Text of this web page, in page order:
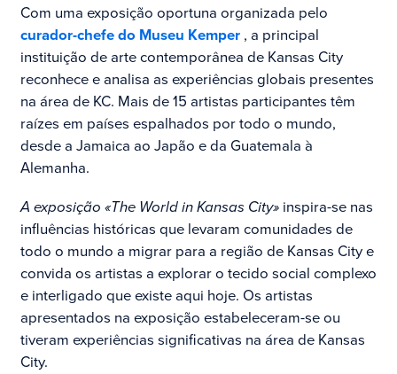
Com uma exposição oportuna organizada pelo
curador-chefe do Museu Kemper, a principal
instituição de arte contemporânea de Kansas City
reconhece e analisa as experiências globais presentes
na área de KC. Mais de 15 artistas participantes têm
raízes em países espalhados por todo o mundo,
desde a Jamaica ao Japão e da Guatemala à
Alemanha.
A exposição «The World in Kansas City»inspira-se nas
influências históricas que levaram comunidades de
todo o mundo a migrar para a região de Kansas City e
convida os artistas a explorar o tecido social complexo
e interligado que existe aqui hoje. Os artistas
apresentados na exposição estabeleceram-se ou
tiveram experiências significativas na área de Kansas
City.